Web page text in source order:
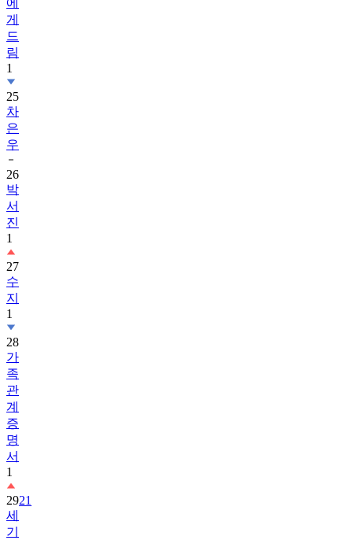
게
드
림
1
25
차
은
우
26
박
서
진
1
27
수
지
1
28
가
족
관
계
증
명
서
1
2921
세
기